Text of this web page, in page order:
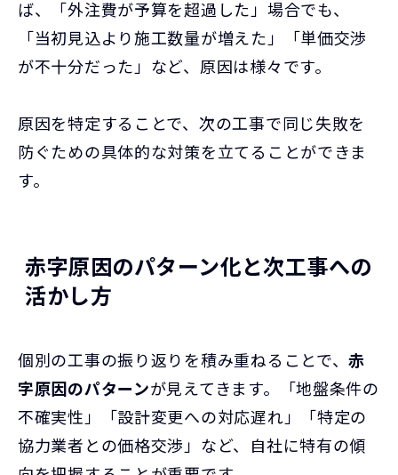
ば、「外注費が予算を超過した」場合でも、
「当初見込より施工数量が増えた」「単価交渉
が不十分だった」など、原因は様々です。
原因を特定することで、次の工事で同じ失敗を
防ぐための具体的な対策を立てることができま
す。
赤字原因のパターン化と次工事への
活かし方
個別の工事の振り返りを積み重ねることで、赤
字原因のパターンが見えてきます。「地盤条件の
不確実性」「設計変更への対応遅れ」「特定の
協力業者との価格交渉」など、自社に特有の傾